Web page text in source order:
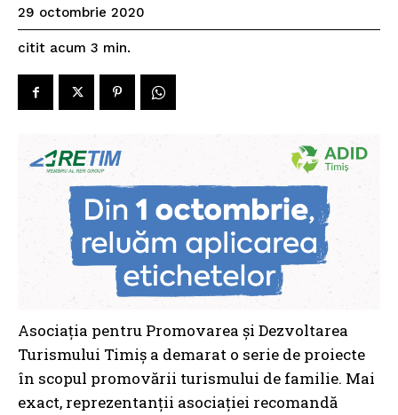
29 octombrie 2020
citit acum 3 min.
Asociația pentru Promovarea și Dezvoltarea
Turismului Timiș a demarat o serie de proiecte
în scopul promovării turismului de familie. Mai
exact, reprezentanții asociației recomandă